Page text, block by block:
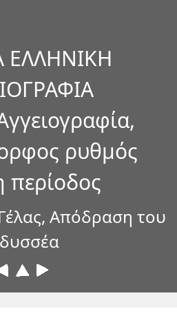
ΕΛΛΗΝΙΚΗ
ρυθμός
περίοδος
Απόδραση του